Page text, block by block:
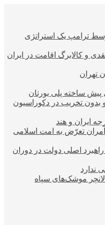
ترامپ یک استراتژی
و کالابرگ اقامت در ایران
تهران
پیش ساخته پلی یورتان
تخریب در دکوراسیون
ایران و هند
آمران تعرّض به امت اسلامی
اصلی دولت در دوران
ندارد
موشک‌های سپاه